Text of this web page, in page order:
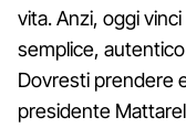
vita. Anzi, oggi
semplice,
Dovresti prendere
presidente